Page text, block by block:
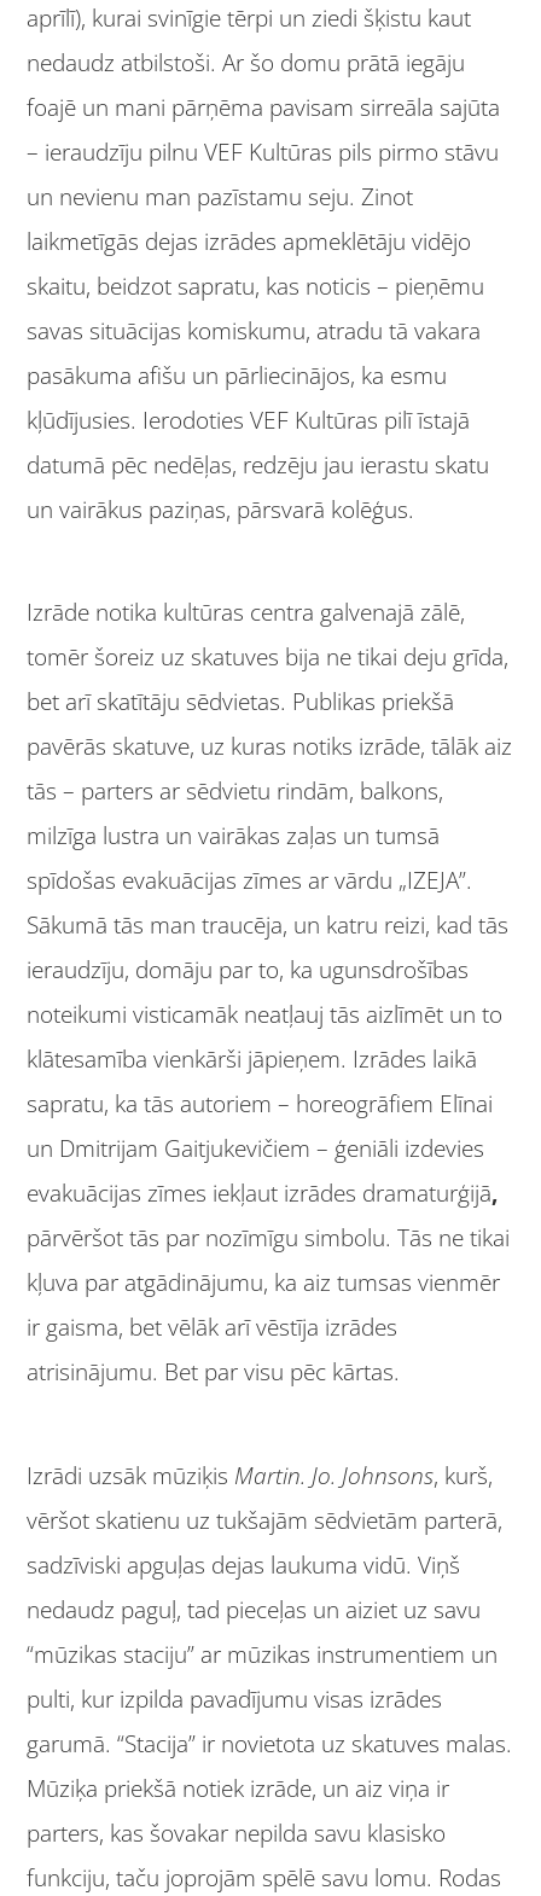
aprīlī), kurai svinīgie tērpi un ziedi šķistu kaut
nedaudz atbilstoši. Ar šo domu prātā iegāju
foajē un mani pārņēma pavisam sirreāla sajūta
– ieraudzīju pilnu VEF Kultūras pils pirmo stāvu
un nevienu man pazīstamu seju. Zinot
laikmetīgās dejas izrādes apmeklētāju vidējo
skaitu, beidzot sapratu, kas noticis – pieņēmu
savas situācijas komiskumu, atradu tā vakara
pasākuma afišu un pārliecinājos, ka esmu
kļūdījusies. Ierodoties VEF Kultūras pilī īstajā
datumā pēc nedēļas, redzēju jau ierastu skatu
un vairākus paziņas, pārsvarā kolēģus.
Izrāde notika kultūras centra galvenajā zālē,
tomēr šoreiz uz skatuves bija ne tikai deju grīda,
bet arī skatītāju sēdvietas. Publikas priekšā
pavērās skatuve, uz kuras notiks izrāde, tālāk aiz
tās – parters ar sēdvietu rindām, balkons,
milzīga lustra un vairākas zaļas un tumsā
spīdošas evakuācijas zīmes ar vārdu „IZEJA”.
Sākumā tās man traucēja, un katru reizi, kad tās
ieraudzīju, domāju par to, ka ugunsdrošības
noteikumi visticamāk neatļauj tās aizlīmēt un to
klātesamība vienkārši jāpieņem. Izrādes laikā
sapratu, ka tās autoriem – horeogrāfiem Elīnai
un Dmitrijam Gaitjukevičiem – ģeniāli izdevies
evakuācijas zīmes iekļaut izrādes dramaturģijā,
pārvēršot tās par nozīmīgu simbolu. Tās ne tikai
kļuva par atgādinājumu, ka aiz tumsas vienmēr
ir gaisma, bet vēlāk arī vēstīja izrādes
atrisinājumu. Bet par visu pēc kārtas.
Izrādi uzsāk mūziķis Martin. Jo. Johnsons, kurš,
vēršot skatienu uz tukšajām sēdvietām parterā,
sadzīviski apguļas dejas laukuma vidū. Viņš
nedaudz paguļ, tad pieceļas un aiziet uz savu
“mūzikas staciju” ar mūzikas instrumentiem un
pulti, kur izpilda pavadījumu visas izrādes
garumā. “Stacija” ir novietota uz skatuves malas.
Mūziķa priekšā notiek izrāde, un aiz viņa ir
parters, kas šovakar nepilda savu klasisko
funkciju, taču joprojām spēlē savu lomu. Rodas